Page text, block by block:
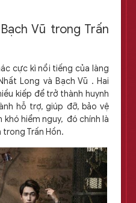
Vũ trong Trấn
cực kì nổi tiếng của làng
Long và Bạch Vũ . Hai
kiếp để trở thành huynh
hỗ trợ, giúp đỡ, bảo vệ
khó hiểm nguy, đó chính là
trong Trấn Hồn.